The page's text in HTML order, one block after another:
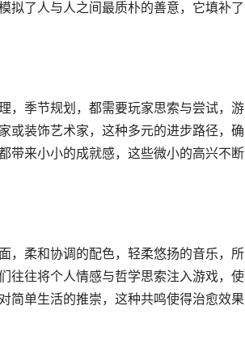
拟了人与人之间最质朴的善意，它填补了
，季节规划，都需要玩家思索与尝试，游
或装饰艺术家，这种多元的进步路径，确
带来小小的成就感，这些微小的高兴不断
，柔和协调的配色，轻柔悠扬的音乐，所
往往将个人情感与哲学思索注入游戏，使
简单生活的推崇，这种共鸣使得治愈效果